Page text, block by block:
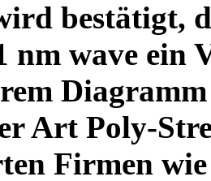
bestätigt,
nm wave ein
Art Poly-
Firmen